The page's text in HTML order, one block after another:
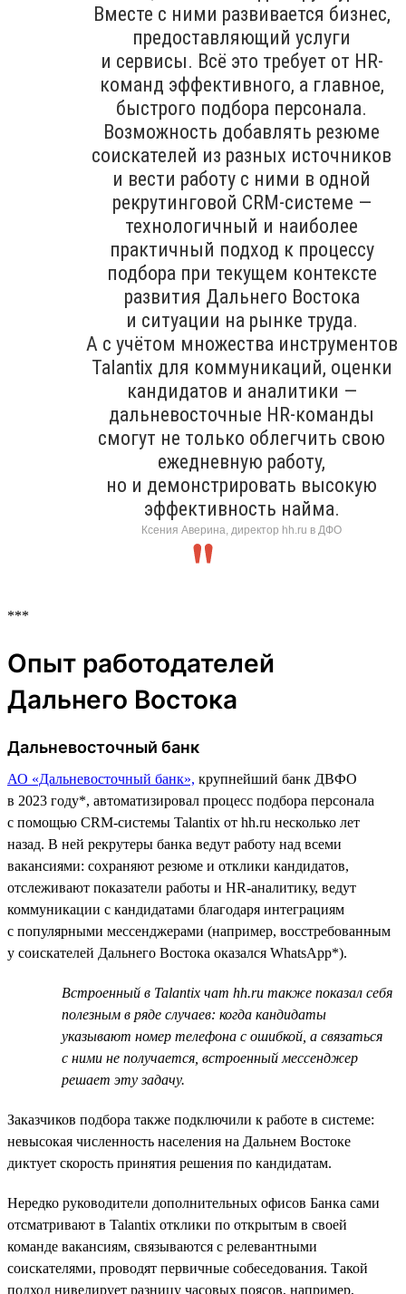
Вместе с ними развивается бизнес,
предоставляющий услуги
и сервисы. Всё это требует от HR-
команд эффективного, а главное,
быстрого подбора персонала.
Возможность добавлять резюме
соискателей из разных источников
и вести работу с ними в одной
рекрутинговой CRM-системе —
технологичный и наиболее
практичный подход к процессу
подбора при текущем контексте
развития Дальнего Востока
и ситуации на рынке труда.
А с учётом множества инструментов
Talantix для коммуникаций, оценки
кандидатов и аналитики —
дальневосточные HR-команды
смогут не только облегчить свою
ежедневную работу,
но и демонстрировать высокую
эффективность найма.
Ксения Аверина, директор hh.ru в ДФО
***
Опыт работодателей
Дальнего Востока
Дальневосточный банк
АО «Дальневосточный банк», крупнейший банк ДВФО
в 2023 году*, автоматизировал процесс подбора персонала
с помощью CRM-системы Talantix от hh.ru несколько лет
назад. В ней рекрутеры банка ведут работу над всеми
вакансиями: сохраняют резюме и отклики кандидатов,
отслеживают показатели работы и HR-аналитику, ведут
коммуникации с кандидатами благодаря интеграциям
с популярными мессенджерами (например, восстребованным
у соискателей Дальнего Востока оказался WhatsApp*).
Встроенный в Talantix чат hh.ru также показал себя
полезным в ряде случаев: когда кандидаты
указывают номер телефона с ошибкой, а связаться
с ними не получается, встроенный мессенджер
решает эту задачу.
Заказчиков подбора также подключили к работе в системе:
невысокая численность населения на Дальнем Востоке
диктует скорость принятия решения по кандидатам.
Нередко руководители дополнительных офисов Банка сами
отсматривают в Talantix отклики по открытым в своей
команде вакансиям, связываются с релевантными
соискателями, проводят первичные собеседования. Такой
подход нивелирует разницу часовых поясов, например,